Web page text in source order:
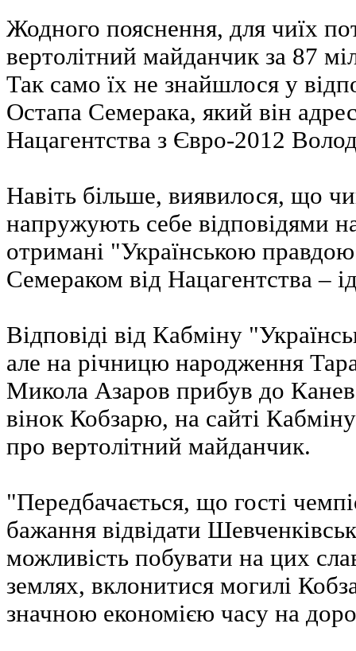
Жодного пояснення, для чиїх
вертолітний майданчик за 87
Так само їх не знайшлося у
Остапа Семерака, який він
Нацагентства з Євро-2012
Навіть більше, виявилося, що
напружують себе відповідями
отримані "Українською
Семераком від Нацагентства –
Відповіді від Кабміну
але на річницю народження
Микола Азаров прибув до
вінок Кобзарю, на сайті
про вертолітний майданчик.
"Передбачається, що гості
бажання відвідати
можливість побувати на цих
землях, вклонитися могилі
значною економією часу на